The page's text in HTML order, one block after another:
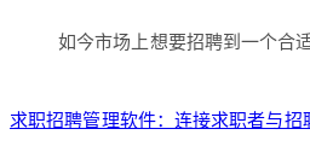
如今市场上想要招聘到一个合
求职招聘管理软件：连接求职者与招